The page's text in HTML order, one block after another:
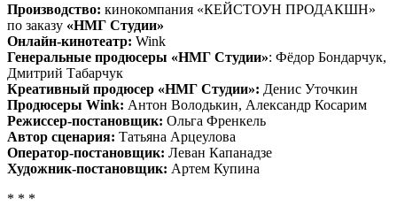
Производство: кинокомпания «КЕЙСТОУН ПРОДАКШН»
по заказу «НМГ Студии»
Онлайн-кинотеатр: Wink
Генеральные продюсеры «НМГ Студии»: Фёдор Бондарчук,
Дмитрий Табарчук
Креативный продюсер «НМГ Студии»: Денис Уточкин
Продюсеры Wink: Антон Володькин, Александр Косарим
Режиссер-постановщик: Ольга Френкель
Автор сценария: Татьяна Арцеулова
Оператор-постановщик: Леван Капанадзе
Художник-постановщик: Артем Купина
* * *